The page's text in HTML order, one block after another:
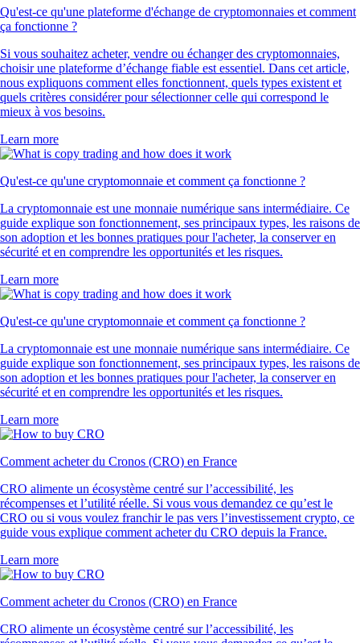
Qu'est-ce qu'une plateforme d'échange de cryptomonnaies et comment
ça fonctionne ?
Si vous souhaitez acheter, vendre ou échanger des cryptomonnaies,
choisir une plateforme d’échange fiable est essentiel. Dans cet article,
nous expliquons comment elles fonctionnent, quels types existent et
quels critères considérer pour sélectionner celle qui correspond le
mieux à vos besoins.
Learn more
Qu'est-ce qu'une cryptomonnaie et comment ça fonctionne ?
La cryptomonnaie est une monnaie numérique sans intermédiaire. Ce
guide explique son fonctionnement, ses principaux types, les raisons de
son adoption et les bonnes pratiques pour l'acheter, la conserver en
sécurité et en comprendre les opportunités et les risques.
Learn more
Qu'est-ce qu'une cryptomonnaie et comment ça fonctionne ?
La cryptomonnaie est une monnaie numérique sans intermédiaire. Ce
guide explique son fonctionnement, ses principaux types, les raisons de
son adoption et les bonnes pratiques pour l'acheter, la conserver en
sécurité et en comprendre les opportunités et les risques.
Learn more
Comment acheter du Cronos (CRO) en France
CRO alimente un écosystème centré sur l’accessibilité, les
récompenses et l’utilité réelle. Si vous vous demandez ce qu’est le
CRO ou si vous voulez franchir le pas vers l’investissement crypto, ce
guide vous explique comment acheter du CRO depuis la France.
Learn more
Comment acheter du Cronos (CRO) en France
CRO alimente un écosystème centré sur l’accessibilité, les